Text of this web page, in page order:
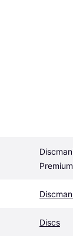
Discs